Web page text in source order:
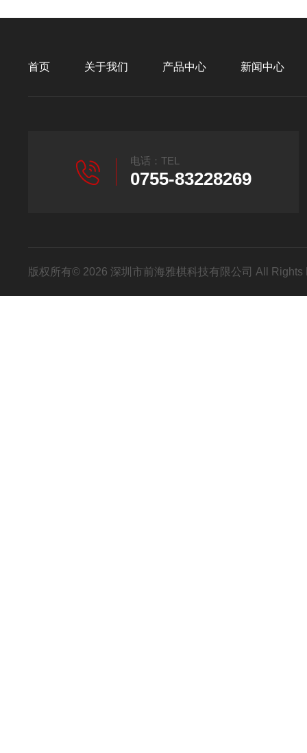
首页 关于我们 产品中心 新闻中心
电话：TEL
0755-83228269
版权所有© 2026 深圳市前海雅棋科技有限公司 All